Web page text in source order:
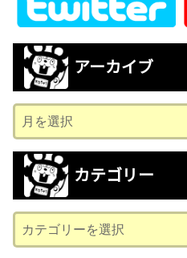
アーカイブ
ー
カ
ブ
カテゴリー
テ